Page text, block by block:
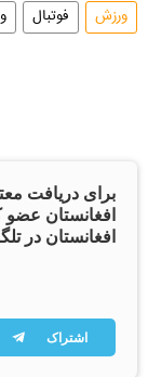
ورزش فوتبال
برای دریافت
افغانستان عضو
افغانستان در
اشتراک